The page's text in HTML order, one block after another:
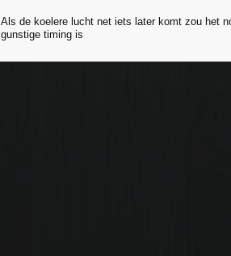
Als de koelere lucht net iets later komt zou het
gunstige timing is